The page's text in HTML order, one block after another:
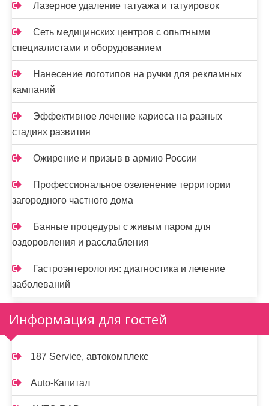
Лазерное удаление татуажа и татуировок
Сеть медицинских центров с опытными
специалистами и оборудованием
Нанесение логотипов на ручки для рекламных
кампаний
Эффективное лечение кариеса на разных
стадиях развития
Ожирение и призыв в армию России
Профессиональное озеленение территории
загородного частного дома
Банные процедуры с живым паром для
оздоровления и расслабления
Гастроэнтерология: диагностика и лечение
заболеваний
Информация для гостей
187 Service, автокомплекс
Auto-Капитал